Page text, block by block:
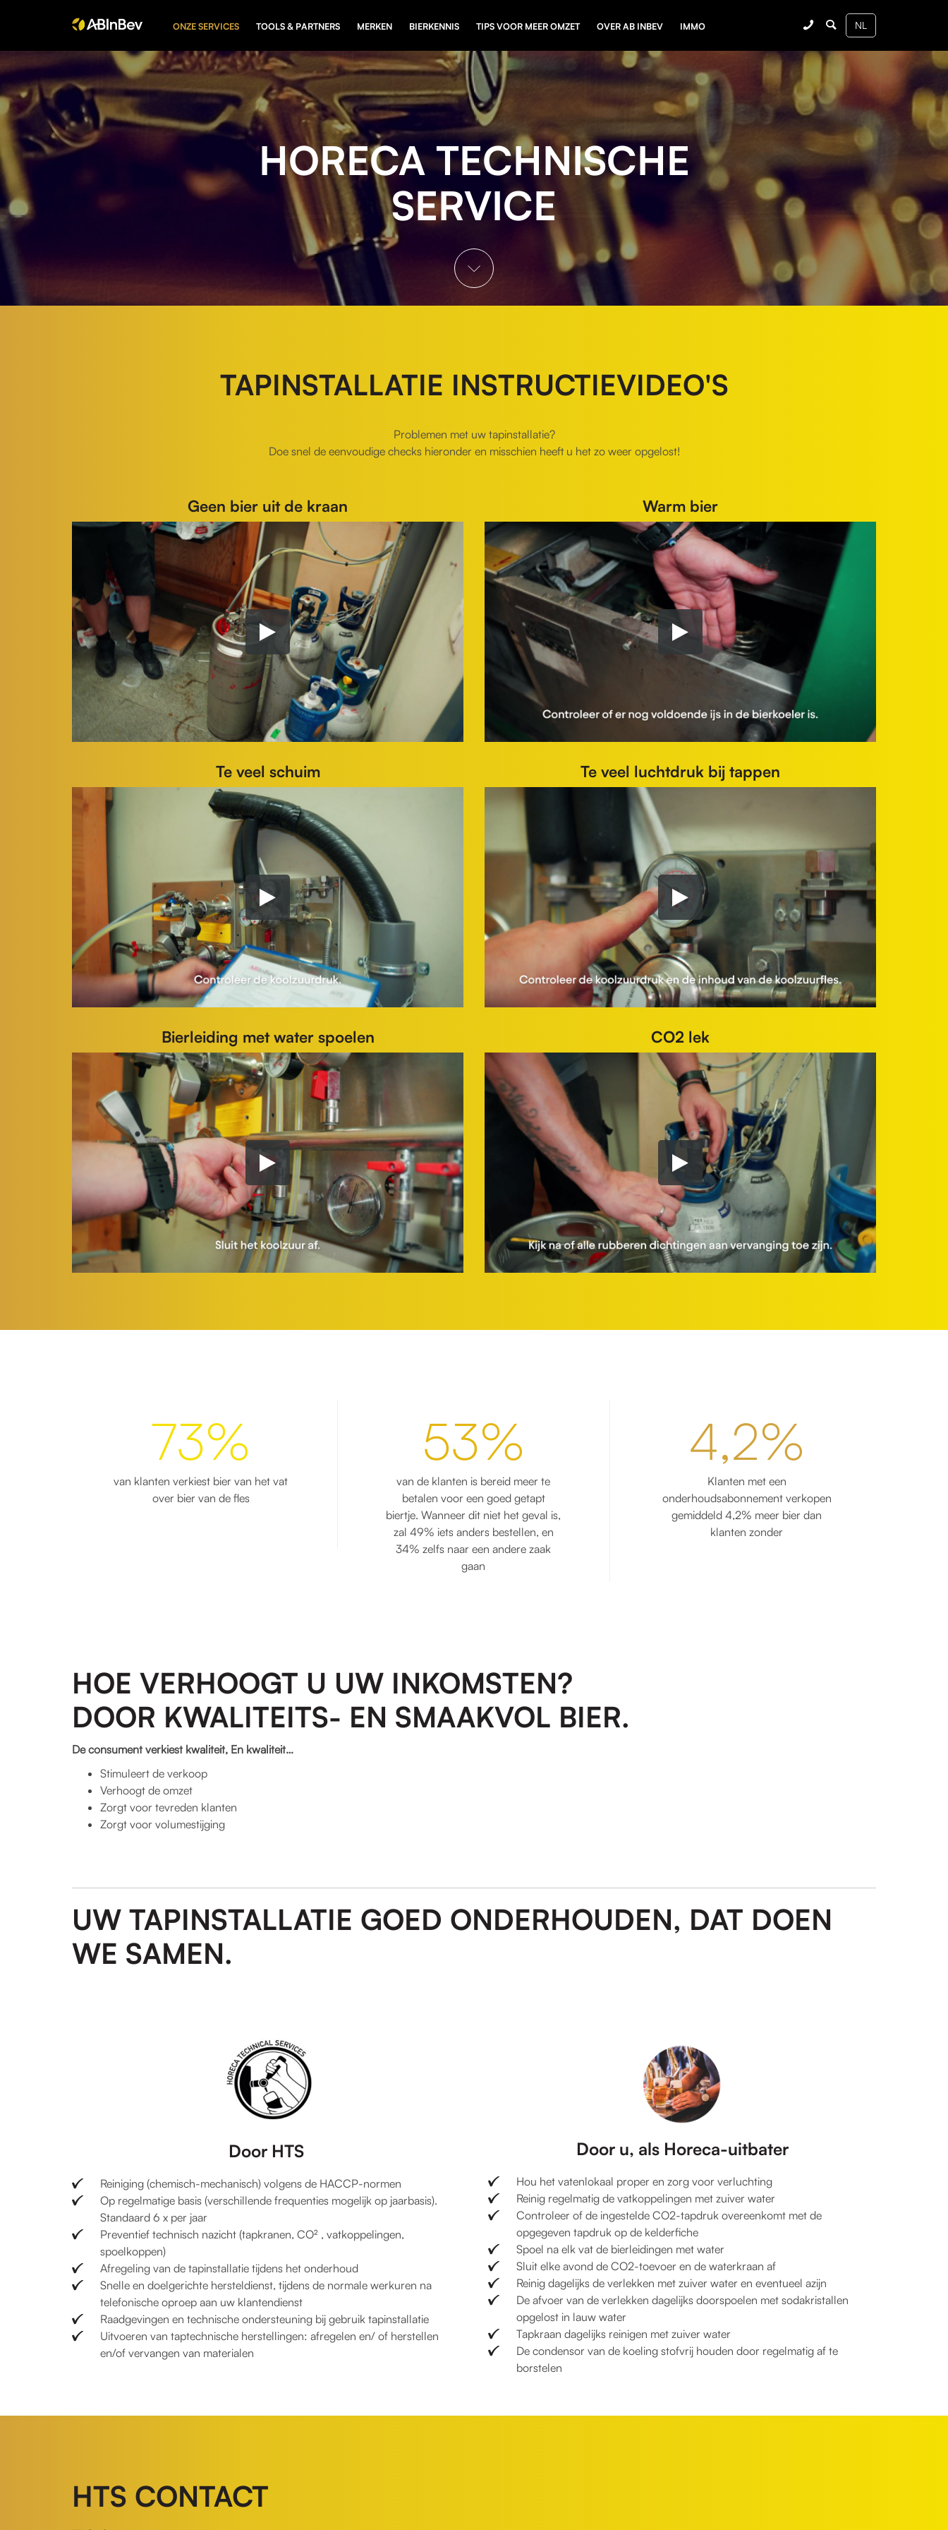
ONZE SERVICES TOOLS & PARTNERS MERKEN BIERKENNIS TIPS VOOR MEER OMZET OVER AB INBEV IMMO
HORECA TECHNISCHE
SERVICE
TAPINSTALLATIE INSTRUCTIEVIDEO'S
Problemen met uw tapinstallatie?
Doe snel de eenvoudige checks hieronder en misschien heeft u het zo weer opgelost!
Geen bier uit de kraan Warm bier
Te veel schuim Te veel luchtdruk bij tappen
Bierleiding met water spoelen CO2 lek
73%
van klanten verkiest bier van het vat
over bier van de fles
53%
van de klanten is bereid meer te
betalen voor een goed getapt
biertje. Wanneer dit niet het geval is,
zal 49% iets anders bestellen, en
34% zelfs naar een andere zaak
gaan
4,2%
Klanten met een
onderhoudsabonnement verkopen
gemiddeld 4,2% meer bier dan
klanten zonder
HOE VERHOOGT U UW INKOMSTEN?
DOOR KWALITEITS- EN SMAAKVOL BIER.
De consument verkiest kwaliteit, En kwaliteit…
Stimuleert de verkoop
Verhoogt de omzet
Zorgt voor tevreden klanten
Zorgt voor volumestijging
UW TAPINSTALLATIE GOED ONDERHOUDEN, DAT DOEN
WE SAMEN.
Door HTS
Reiniging (chemisch-mechanisch) volgens de HACCP-normen
Op regelmatige basis (verschillende frequenties mogelijk op jaarbasis).
Standaard 6 x per jaar
Preventief technisch nazicht (tapkranen, CO² , vatkoppelingen,
spoelkoppen)
Afregeling van de tapinstallatie tijdens het onderhoud
Snelle en doelgerichte hersteldienst, tijdens de normale werkuren na
telefonische oproep aan uw klantendienst
Raadgevingen en technische ondersteuning bij gebruik tapinstallatie
Uitvoeren van taptechnische herstellingen: afregelen en/ of herstellen
en/of vervangen van materialen
Door u, als Horeca-uitbater
Hou het vatenlokaal proper en zorg voor verluchting
Reinig regelmatig de vatkoppelingen met zuiver water
Controleer of de ingestelde CO2-tapdruk overeenkomt met de
opgegeven tapdruk op de kelderfiche
Spoel na elk vat de bierleidingen met water
Sluit elke avond de CO2-toevoer en de waterkraan af
Reinig dagelijks de verlekken met zuiver water en eventueel azijn
De afvoer van de verlekken dagelijks doorspoelen met sodakristallen
opgelost in lauw water
Tapkraan dagelijks reinigen met zuiver water
De condensor van de koeling stofvrij houden door regelmatig af te
borstelen
HTS CONTACT